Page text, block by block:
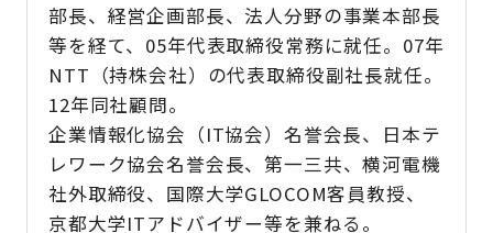
部長、経営企画部長、法人分野の事業本部長
等を経て、05年代表取締役常務に就任。07年
NTT（持株会社）の代表取締役副社長就任。
12年同社顧問。
企業情報化協会（IT協会）名誉会長、日本テ
レワーク協会名誉会長、第一三共、横河電機
社外取締役、国際大学GLOCOM客員教授、
京都大学ITアドバイザー等を兼ねる。